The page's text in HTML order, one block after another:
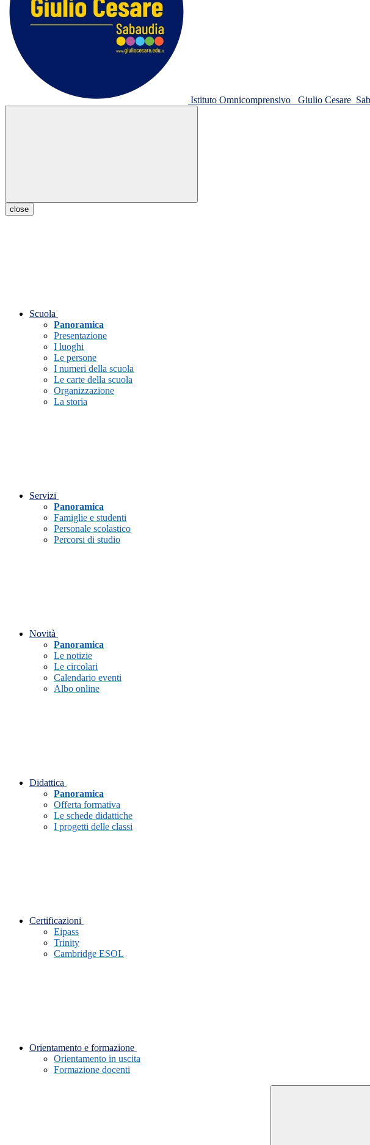
Istituto Omnicomprensivo Giulio Cesare
close
Scuola
Panoramica
Presentazione
I luoghi
Le persone
I numeri della scuola
Le carte della scuola
Organizzazione
La storia
Servizi
Panoramica
Famiglie e studenti
Personale scolastico
Percorsi di studio
Novità
Panoramica
Le notizie
Le circolari
Calendario eventi
Albo online
Didattica
Panoramica
Offerta formativa
Le schede didattiche
I progetti delle classi
Certificazioni
Eipass
Trinity
Cambridge ESOL
Orientamento e formazione
Orientamento in uscita
Formazione docenti